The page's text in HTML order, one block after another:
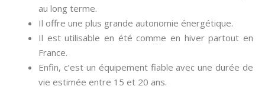
au long terme.
Il offre une plus grande autonomie énergétique.
Il est utilisable en été comme en hiver partout en
France.
Enfin, c’est un équipement fiable avec une durée de
vie estimée entre 15 et 20 ans.